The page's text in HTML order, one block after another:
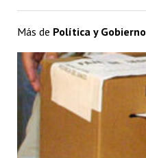
Más de Política y Gobierno